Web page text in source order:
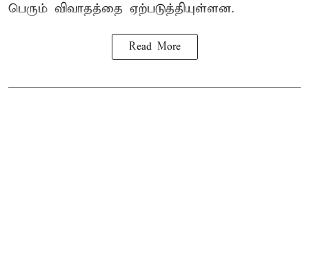
பெரும் விவாதத்தை ஏற்படுத்தியுள்ளன.
Read More